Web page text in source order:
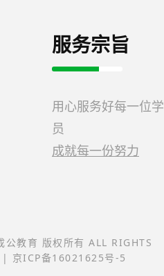
服务宗旨
用心服务好每一位学
员
成就每一份努力
教育 版权所有 ALL RIGHTS
| 京ICP备16021625号-5